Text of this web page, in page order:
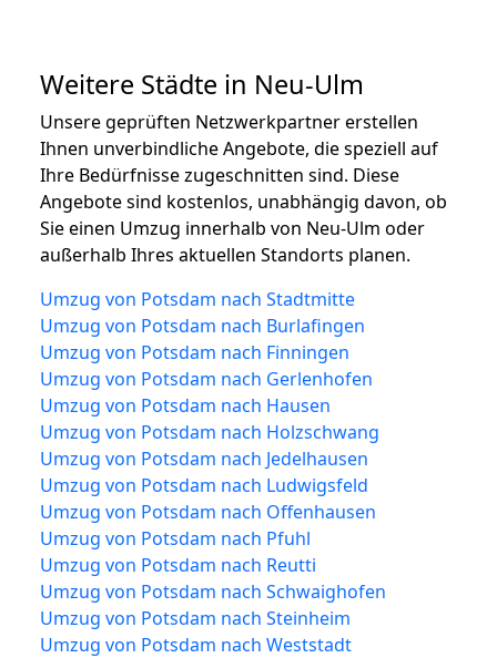
Weitere Städte in Neu-Ulm
Unsere geprüften Netzwerkpartner erstellen
Ihnen unverbindliche Angebote, die speziell auf
Ihre Bedürfnisse zugeschnitten sind. Diese
Angebote sind kostenlos, unabhängig davon, ob
Sie einen Umzug innerhalb von Neu-Ulm oder
außerhalb Ihres aktuellen Standorts planen.
Umzug von Potsdam nach Stadtmitte
Umzug von Potsdam nach Burlafingen
Umzug von Potsdam nach Finningen
Umzug von Potsdam nach Gerlenhofen
Umzug von Potsdam nach Hausen
Umzug von Potsdam nach Holzschwang
Umzug von Potsdam nach Jedelhausen
Umzug von Potsdam nach Ludwigsfeld
Umzug von Potsdam nach Offenhausen
Umzug von Potsdam nach Pfuhl
Umzug von Potsdam nach Reutti
Umzug von Potsdam nach Schwaighofen
Umzug von Potsdam nach Steinheim
Umzug von Potsdam nach Weststadt